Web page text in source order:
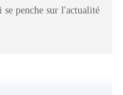
se penche sur l'actualité